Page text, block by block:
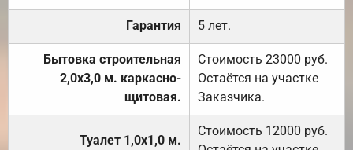
Гарантия 5 лет.
Бытовка строительная
2,0х3,0 м. каркасно-
щитовая.
Стоимость 23000 руб.
Остаётся на участке
Заказчика.
Туалет 1,0х1,0 м.
Стоимость 12000 руб.